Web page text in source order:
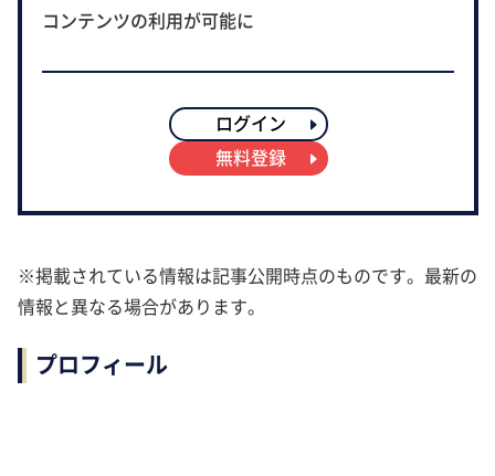
コンテンツの利用が可能に
ログイン
無料登録
※掲載されている情報は記事公開時点のものです。最新の
情報と異なる場合があります。
プロフィール